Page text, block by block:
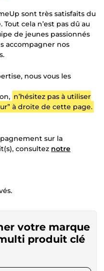
sont très satisfaits du
cela n’est pas dû au
de jeunes passionnés
accompagner nos
nous vous les
n’hésitez pas à utiliser
à droite de cette page.
sur la
consultez notre
votre marque
produit clé